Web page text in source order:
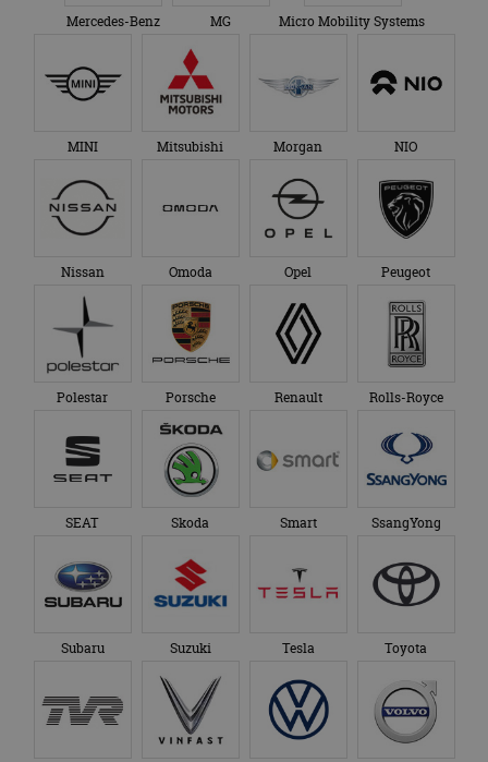
Mercedes-Benz MG Micro Mobility Systems
MINI Mitsubishi Morgan NIO
Nissan Omoda Opel Peugeot
Polestar Porsche Renault Rolls-Royce
SEAT Skoda Smart SsangYong
Subaru Suzuki Tesla Toyota